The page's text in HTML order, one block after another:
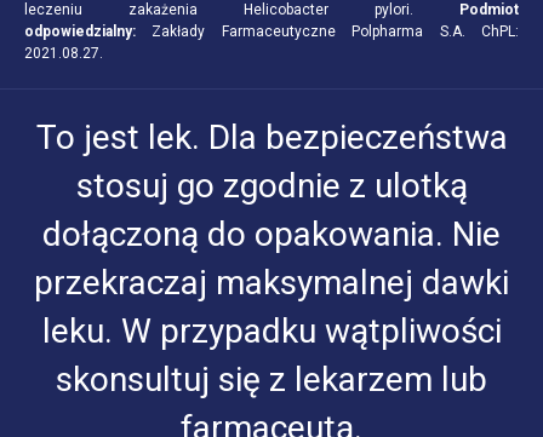
leczeniu zakażenia Helicobacter pylori.
Podmiot
odpowiedzialny: Zakłady Farmaceutyczne Polpharma S.A. ChPL:
2021.08.27.
To jest lek. Dla bezpieczeństwa
stosuj go zgodnie z ulotką
dołączoną do opakowania. Nie
przekraczaj maksymalnej dawki
leku. W przypadku wątpliwości
skonsultuj się z lekarzem lub
farmaceutą.